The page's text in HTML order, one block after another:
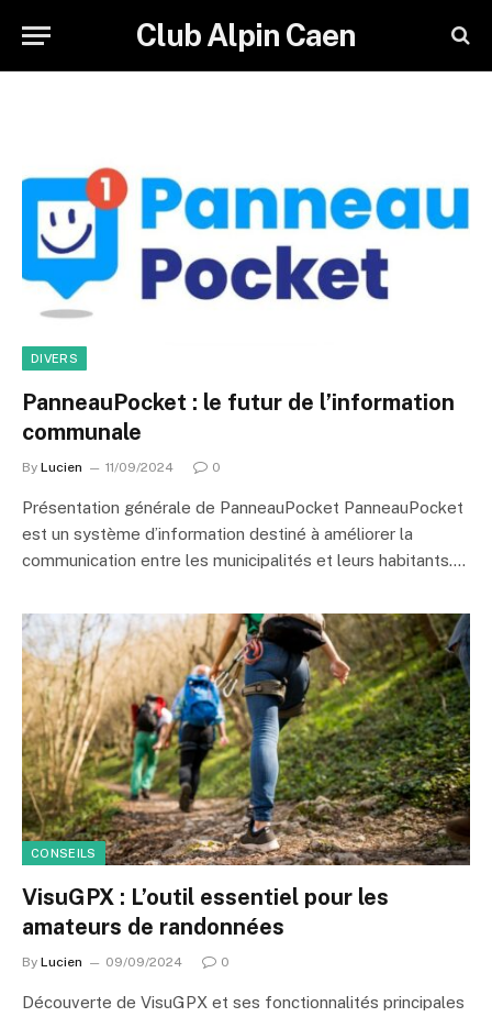
Club Alpin Caen
DIVERS
PanneauPocket : le futur de l’information
communale
By Lucien 11/09/2024 0
Présentation générale de PanneauPocket PanneauPocket
est un système d’information destiné à améliorer la
communication entre les municipalités et leurs habitants.…
CONSEILS
VisuGPX : L’outil essentiel pour les
amateurs de randonnées
By Lucien 09/09/2024 0
Découverte de VisuGPX et ses fonctionnalités principales